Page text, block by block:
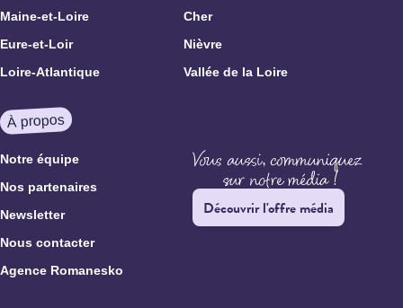
Maine-et-Loire
Cher
Eure-et-Loir
Nièvre
Loire-Atlantique
Vallée de la Loire
À propos
Notre équipe
Nos partenaires
Newsletter
Nous contacter
Agence Romanesko
Découvrir l'offre média